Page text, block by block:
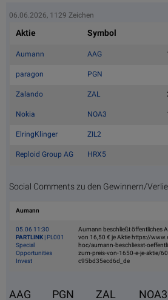
06.06.2026, 1129 Zeichen
Aktie Symbol
Aumann AAG
paragon PGN
Zalando ZAL
Nokia NOA3
ElringKlinger ZIL2
Reploid Group AG HRX5
Social Comments zu den Gewinnern/
Aumann
05.06 11:30
PARTLINK | PL001
Special
Opportunities
Invest
Aumann beschließt öffentliches
von 16,50 € je Aktie https://
hoc/aumann-beschliesst-
zum-preis-von-1650-e-je-aktie/
c95bd35ecd6d_de
AAG PGN ZAL NOA3